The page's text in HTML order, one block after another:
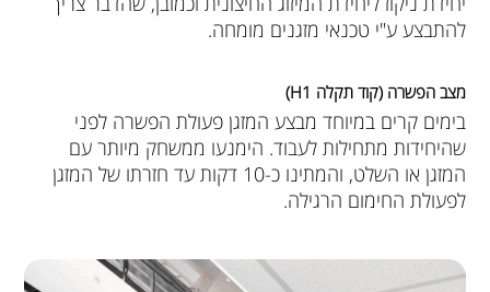
להתבצע ע"י טכנאי מזגנים מומחה.
מצב הפשרה (קוד תקלה H1)
בימים קרים במיוחד מבצע המזגן פעולת הפשרה לפני
שהיחידות מתחילות לעבוד. הימנעו ממשחק מיותר עם
המזגן או השלט, והמתינו כ-10 דקות עד חזרתו של המזגן
לפעולת החימום הרגילה.